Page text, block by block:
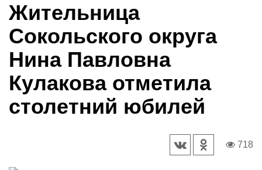
Жительница
Сокольского округа
Нина Павловна
Кулакова отметила
столетний юбилей
718